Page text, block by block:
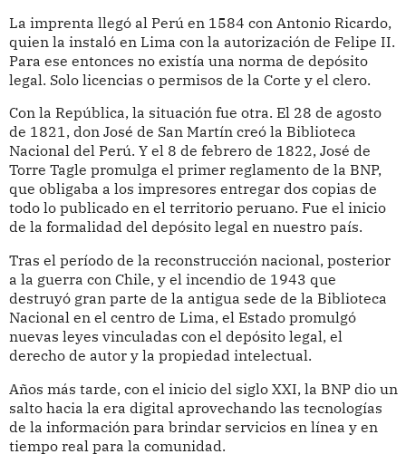
La imprenta llegó al Perú en 1584 con Antonio Ricardo,
quien la instaló en Lima con la autorización de Felipe II.
Para ese entonces no existía una norma de depósito
legal. Solo licencias o permisos de la Corte y el clero.
Con la República, la situación fue otra. El 28 de agosto
de 1821, don José de San Martín creó la Biblioteca
Nacional del Perú. Y el 8 de febrero de 1822, José de
Torre Tagle promulga el primer reglamento de la BNP,
que obligaba a los impresores entregar dos copias de
todo lo publicado en el territorio peruano. Fue el inicio
de la formalidad del depósito legal en nuestro país.
Tras el período de la reconstrucción nacional, posterior
a la guerra con Chile, y el incendio de 1943 que
destruyó gran parte de la antigua sede de la Biblioteca
Nacional en el centro de Lima, el Estado promulgó
nuevas leyes vinculadas con el depósito legal, el
derecho de autor y la propiedad intelectual.
Años más tarde, con el inicio del siglo XXI, la BNP dio un
salto hacia la era digital aprovechando las tecnologías
de la información para brindar servicios en línea y en
tiempo real para la comunidad.